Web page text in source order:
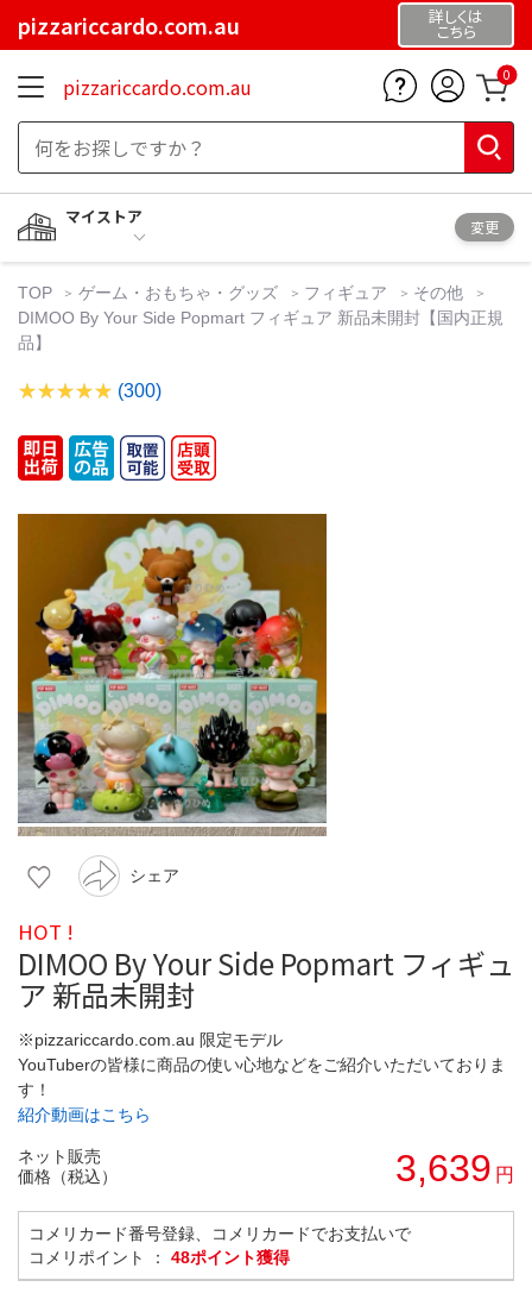
pizzariccardo.com.au 詳しくは
こちら
pizzariccardo.com.au 0
マイストア
変更
TOP ゲーム・おもちゃ・グッズ フィギュア
その他
DIMOO By Your Side Popmart フィギュア 新品未開封【国内正規
品】
(300)
シェア
HOT !
DIMOO By Your Side Popmart フィギュ
ア 新品未開封
※pizzariccardo.com.au 限定モデル
YouTuberの皆様に商品の使い心地などをご紹介いただいておりま
す！
紹介動画はこちら
ネット販売
価格（税込）
3,639 円
コメリカード番号登録、コメリカードでお支払いで
コメリポイント ： 48ポイント獲得